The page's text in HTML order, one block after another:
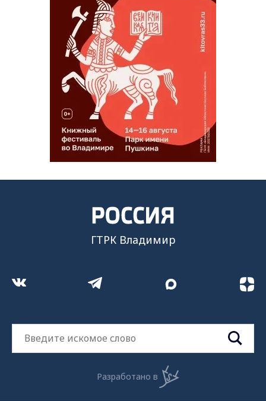
ГТРК Владимир
Разработано в